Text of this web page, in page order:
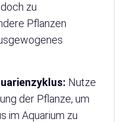
zu
Pflanzen
Nutze
der Pflanze, um
im Aquarium zu